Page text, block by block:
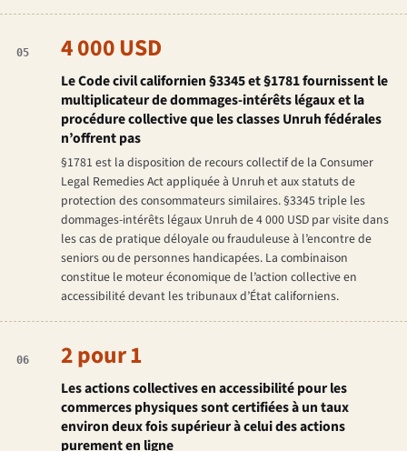
05 4 000 USD
Le Code civil californien §3345 et §1781 fournissent le
multiplicateur de dommages-intérêts légaux et la
procédure collective que les classes Unruh fédérales
n’offrent pas
§1781 est la disposition de recours collectif de la Consumer
Legal Remedies Actappliquée à Unruh et aux statuts de
protection des consommateurs similaires. §3345 triple les
dommages-intérêts légaux Unruh de 4 000 USD par visite dans
les cas de pratique déloyale ou frauduleuse à l’encontre de
seniors ou de personnes handicapées. La combinaison
constitue le moteur économique de l’action collective en
accessibilité devant les tribunaux d’État californiens.
06 2 pour 1
Les actions collectives en accessibilité pour les
commerces physiques sont certifiées à un taux
environ deux fois supérieur à celui des actions
purement en ligne